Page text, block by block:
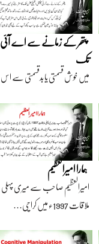
پتھر کے زمانے سے اے آئی
تک
میں خوش قسمتی یا بدقسمتی سے اس
ہمارا امیرالعظیم
امیرالعظیم صاحب سے میری پہلی
ملاقات 1997ء میں کراچی…